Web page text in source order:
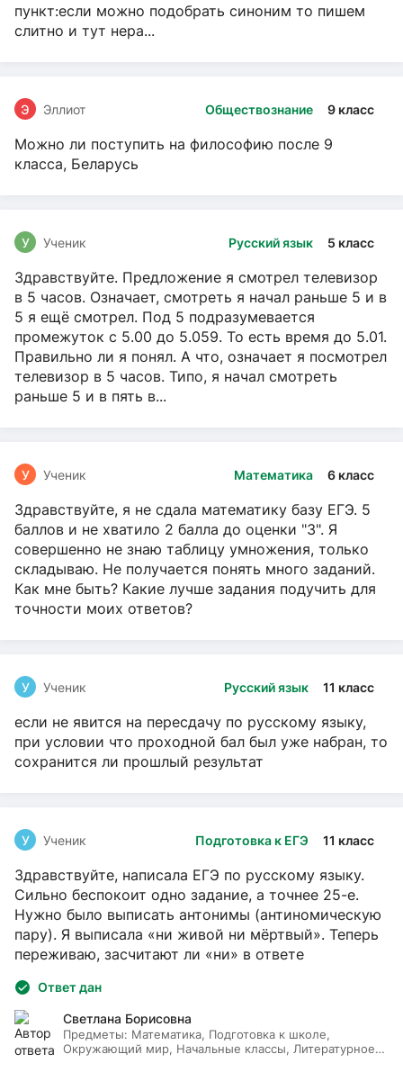
пункт:если можно подобрать синоним то пишем
слитно и тут нера...
Обществознание 9 класс
Э Эллиот
Можно ли поступить на философию после 9
класса, Беларусь
Русский язык 5 класс
У Ученик
Здравствуйте. Предложение я смотрел телевизор
в 5 часов. Означает, смотреть я начал раньше 5 и в
5 я ещё смотрел. Под 5 подразумевается
промежуток с 5.00 до 5.059. То есть время до 5.01.
Правильно ли я понял. А что, означает я посмотрел
телевизор в 5 часов. Типо, я начал смотреть
раньше 5 и в пять в...
Математика 6 класс
У Ученик
Здравствуйте, я не сдала математику базу ЕГЭ. 5
баллов и не хватило 2 балла до оценки "3". Я
совершенно не знаю таблицу умножения, только
складываю. Не получается понять много заданий.
Как мне быть? Какие лучше задания подучить для
точности моих ответов?
Русский язык 11 класс
У Ученик
если не явится на пересдачу по русскому языку,
при условии что проходной бал был уже набран, то
сохранится ли прошлый результат
Подготовка к ЕГЭ 11 класс
У Ученик
Здравствуйте, написала ЕГЭ по русскому языку.
Сильно беспокоит одно задание, а точнее 25-е.
Нужно было выписать антонимы (антиномическую
пару). Я выписала «ни живой ни мёртвый». Теперь
переживаю, засчитают ли «ни» в ответе
Ответ дан
Светлана Борисовна
Предметы: Математика, Подготовка к школе,
Окружающий мир, Начальные классы, Литературное